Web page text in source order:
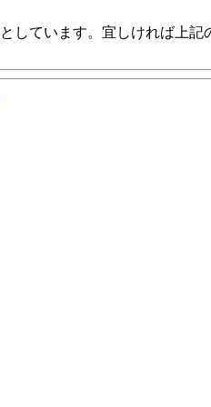
しています。宜しければ上